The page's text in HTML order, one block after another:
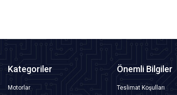
Kategoriler
Motorlar
Önemli Bilgiler
Teslimat Koşulları